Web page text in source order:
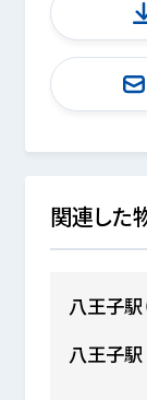
関連した
八王子駅
八王子駅